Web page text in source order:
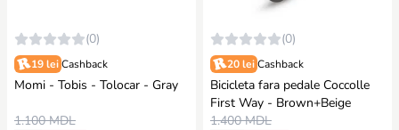
(0)
19 lei Cashback
Momi - Tobis - Tolocar - Gray
1.100 MDL
(0)
20 lei Cashback
Bicicleta fara pedale Coccolle
First Way - Brown+Beige
1.400 MDL